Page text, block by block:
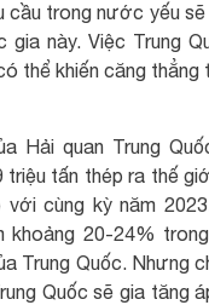
cầu trong nước yếu
gia này. Việc Trung
thể khiến căng
Hải quan Trung
triệu tấn thép ra thế
với cùng kỳ năm
khoảng 20-24%
Trung Quốc. Nhưng
Quốc sẽ gia tăng